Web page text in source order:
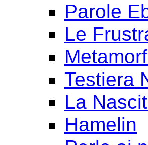
Parole
Le
Testiera
La
Hamelin